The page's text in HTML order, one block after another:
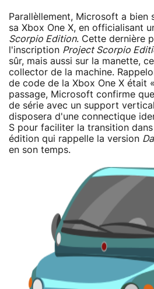
Parallèllement, Microsoft a bien
sa Xbox One X, en officialisant
Scorpio Edition. Cette dernière
l'inscription Project Scorpio
sûr, mais aussi sur la manette,
collector de la machine.
de code de la Xbox One X était
passage, Microsoft confirme
de série avec un support
disposera d'une connectique
S pour faciliter la transition
édition qui rappelle la version
en son temps.